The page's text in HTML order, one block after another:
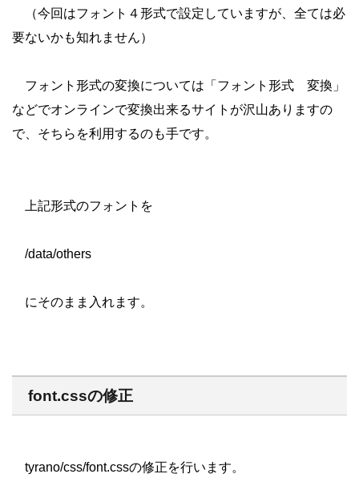
（今回はフォント４形式で設定していますが、全ては必
要ないかも知れません）
フォント形式の変換については「フォント形式 変換」
などでオンラインで変換出来るサイトが沢山ありますの
で、そちらを利用するのも手です。
上記形式のフォントを
/data/others
にそのまま入れます。
font.cssの修正
tyrano/css/font.cssの修正を行います。